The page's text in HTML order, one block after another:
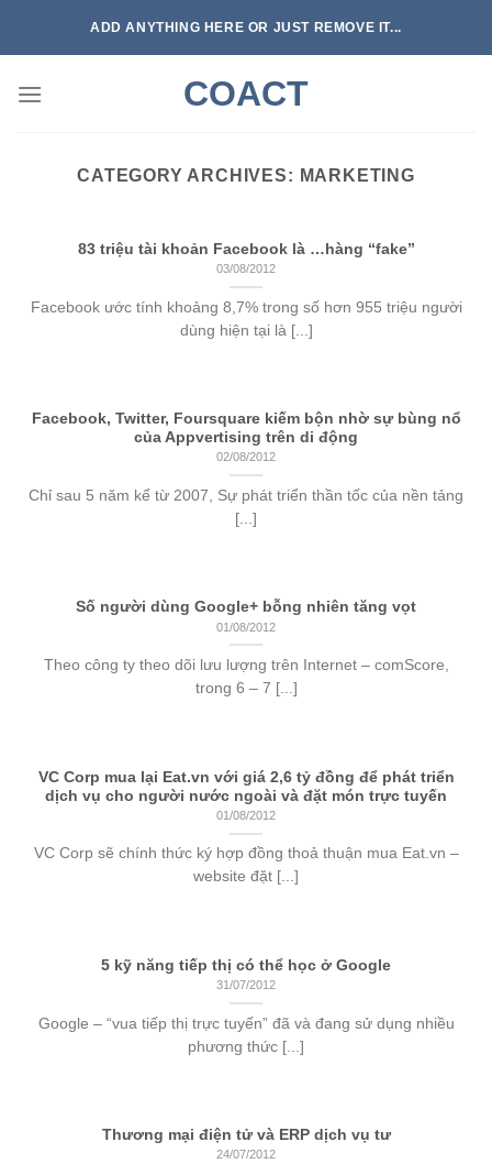
ADD ANYTHING HERE OR JUST REMOVE IT...
COACT
CATEGORY ARCHIVES: MARKETING
83 triệu tài khoản Facebook là …hàng “fake”
03/08/2012
Facebook ước tính khoảng 8,7% trong số hơn 955 triệu người
dùng hiện tại là [...]
Facebook, Twitter, Foursquare kiếm bộn nhờ sự bùng nổ
của Appvertising trên di động
02/08/2012
Chỉ sau 5 năm kể từ 2007, Sự phát triển thần tốc của nền tảng
[...]
Số người dùng Google+ bỗng nhiên tăng vọt
01/08/2012
Theo công ty theo dõi lưu lượng trên Internet – comScore,
trong 6 – 7 [...]
VC Corp mua lại Eat.vn với giá 2,6 tỷ đồng để phát triển
dịch vụ cho người nước ngoài và đặt món trực tuyến
01/08/2012
VC Corp sẽ chính thức ký hợp đồng thoả thuận mua Eat.vn –
website đặt [...]
5 kỹ năng tiếp thị có thể học ở Google
31/07/2012
Google – “vua tiếp thị trực tuyến” đã và đang sử dụng nhiều
phương thức [...]
Thương mại điện tử và ERP dịch vụ tư
24/07/2012